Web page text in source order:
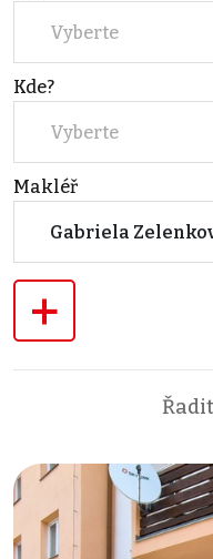
Vyberte
Kde?
Vyberte
Makléř
Gabriela
+